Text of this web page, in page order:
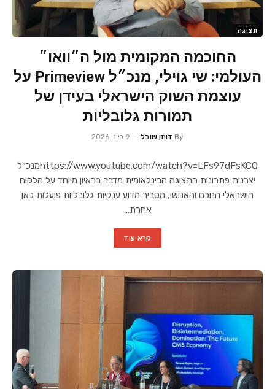
תצוגה
החוכמה המקומית מול ה״וואו״
העולמי: שי גוילי, מנכ״ל Primeview על
עוצמת השוק הישראלי בעידן של
תמורות גלובליות
By דותן שובל 9 ביוני 2026
https://www.youtube.com/watch?v=LFs97dFsKCQמנכ״ל
יצרנית פתרונות התצוגה הבינלאומית מדבר בראיון מיוחד על הלקוח
הישראלי החכם והאנושי, מסביר מדוע ענקיות גלובליות פועלות כאן
אחרת…
קרא עוד